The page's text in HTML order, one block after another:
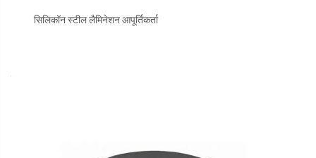
सिलिकॉन स्टील लैमिनेशन आपूर्तिकर्ता